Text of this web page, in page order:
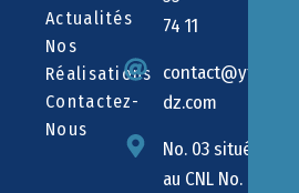
Actualités
Nos
Réalisations
Contactez-
Nous
74 11
contact@ytec-
dz.com
No. 03 situé
au CNL No.